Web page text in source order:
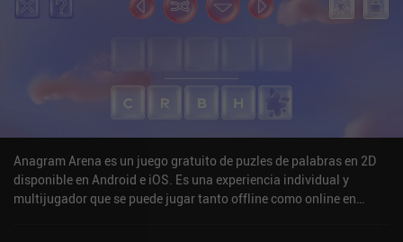
Anagram Arena es un juego gratuito de puzles de palabras en 2D
disponible en Android e iOS. Es una experiencia individual y
multijugador que se puede jugar tanto offline como online en